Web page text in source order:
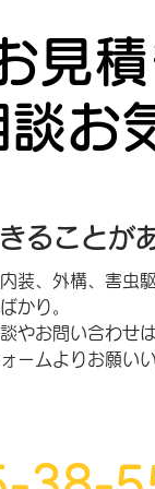
見積
お
ることが
装、外構、害虫
かり。
やお問い合わせは
ームよりお願い